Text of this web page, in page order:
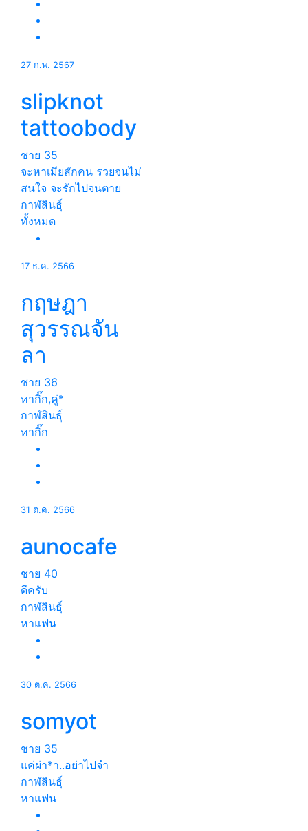
27 ก.พ. 2567
slipknot
tattoobody
ชาย 35
จะหาเมียสักคน รวยจนไม่
สนใจ จะรักไปจนตาย
กาฬสินธุ์
ทั้งหมด
17 ธ.ค. 2566
กฤษฎา
สุวรรณจัน
ลา
ชาย 36
หากิ๊ก,คู่*
กาฬสินธุ์
หากิ๊ก
31 ต.ค. 2566
aunocafe
ชาย 40
ดีครับ
กาฬสินธุ์
หาแฟน
30 ต.ค. 2566
somyot
ชาย 35
แค่ผ่า*า..อย่าไปจำ
กาฬสินธุ์
หาแฟน